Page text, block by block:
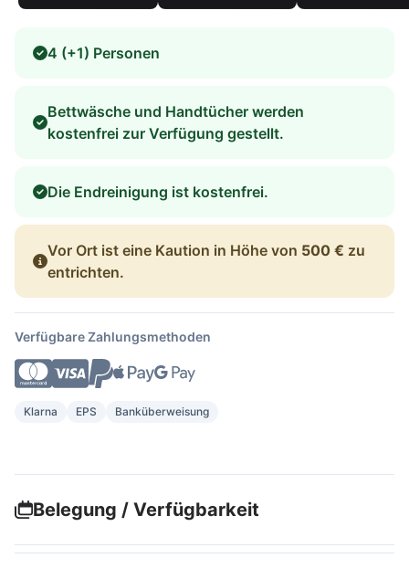
4 (+1) Personen
Bettwäsche und Handtücher werden
kostenfrei zur Verfügung gestellt.
Die Endreinigung ist kostenfrei.
Vor Ort ist eine Kaution in Höhe von 500 € zu
entrichten.
Verfügbare Zahlungsmethoden
Klarna EPS Banküberweisung
Belegung / Verfügbarkeit